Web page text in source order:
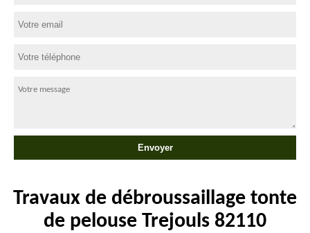
Travaux de débroussaillage tonte
de pelouse Trejouls 82110